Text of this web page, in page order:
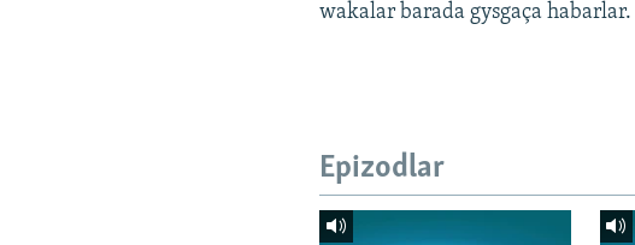
wakalar barada gysgaça habarlar.
Epizodlar